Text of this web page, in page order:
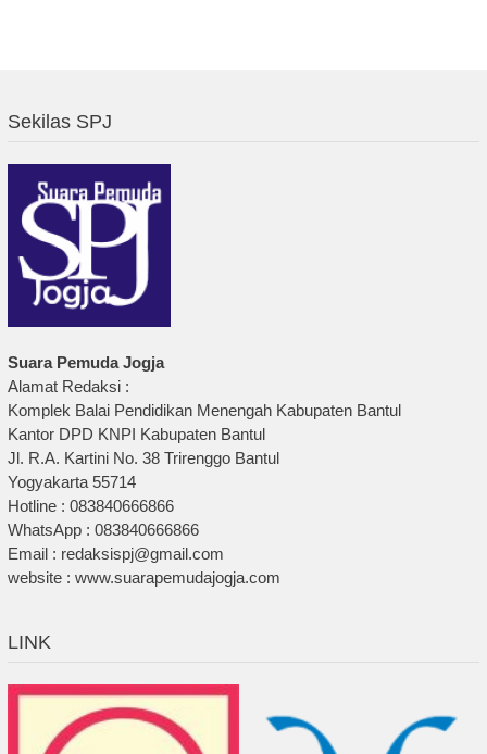
Sekilas SPJ
Suara Pemuda Jogja
Alamat Redaksi :
Komplek Balai Pendidikan Menengah Kabupaten Bantul
Kantor DPD KNPI Kabupaten Bantul
Jl. R.A. Kartini No. 38 Trirenggo Bantul
Yogyakarta 55714
Hotline : 083840666866
WhatsApp : 083840666866
Email : redaksispj@gmail.com
website : www.suarapemudajogja.com
LINK